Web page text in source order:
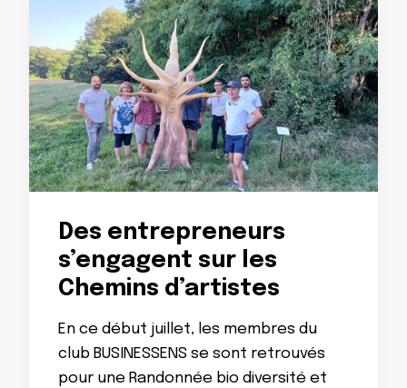
Des entrepreneurs
s’engagent sur les
Chemins d’artistes
En ce début juillet, les membres du
club BUSINESSENS se sont retrouvés
pour une Randonnée bio diversité et